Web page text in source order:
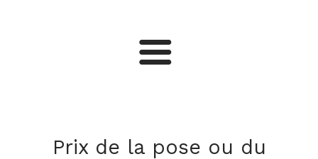
Domotique
Prix de la pose ou du